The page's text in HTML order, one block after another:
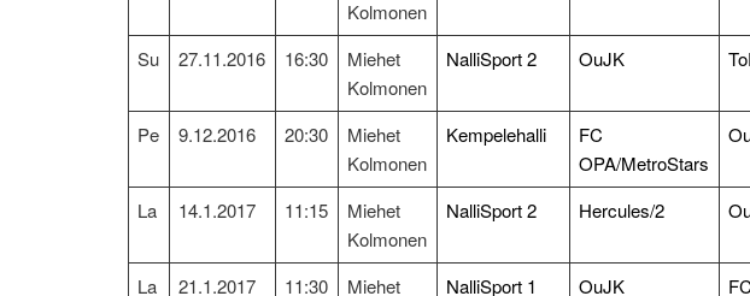
Kolmonen
Su 27.11.2016 16:30
Miehet
Kolmonen
NalliSport 2 OuJK
Pe 9.12.2016 20:30
Miehet
Kolmonen
Kempelehalli
FC
OPA/MetroStars
La 14.1.2017 11:15
Miehet
Kolmonen
NalliSport 2 Hercules/2
La 21.1.2017 11:30
Miehet
NalliSport 1 OuJK